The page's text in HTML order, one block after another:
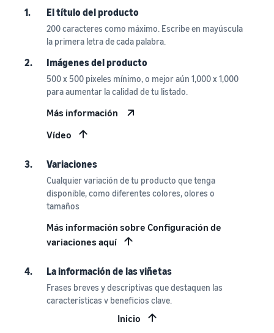
1. El título del producto
200 caracteres como máximo. Escribe en mayúscula
la primera letra de cada palabra.
2. Imágenes del producto
500 x 500 pixeles mínimo, o mejor aún 1,000 x 1,000
para aumentar la calidad de tu listado.
Más información
Vídeo
3. Variaciones
Cualquier variación de tu producto que tenga
disponible, como diferentes colores, olores o
tamaños
Más información sobre Configuración de
variaciones aquí
4. La información de las viñetas
Frases breves y descriptivas que destaquen las
características y beneficios clave.
La Oferta Destacada
Inicio